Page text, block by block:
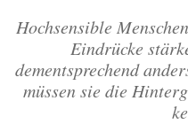
Hochsensible
Eindrücke
dementsprechend
müssen sie die